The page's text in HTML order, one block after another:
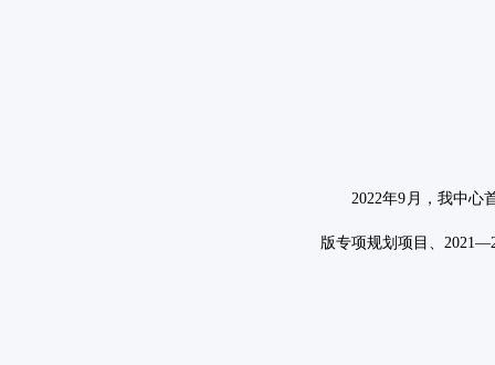
2022年9 月，我中心
版专项规划项目、 2021—